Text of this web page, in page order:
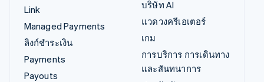
Link
Managed Payments
ลิงก์ชำระเงิน
Payments
Payouts
บริษัท AI
แวดวงครีเอเตอร์
เกม
การบริการ การเดินทาง
และสันทนาการ